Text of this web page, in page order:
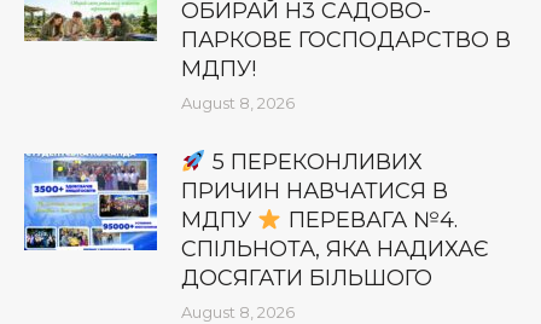
ОБИРАЙ Н3 САДОВО-
ПАРКОВЕ ГОСПОДАРСТВО В
МДПУ!
August 8, 2026
5 ПЕРЕКОНЛИВИХ
ПРИЧИН НАВЧАТИСЯ В
МДПУ
ПЕРЕВАГА №4.
СПІЛЬНОТА, ЯКА НАДИХАЄ
ДОСЯГАТИ БІЛЬШОГО
August 8, 2026